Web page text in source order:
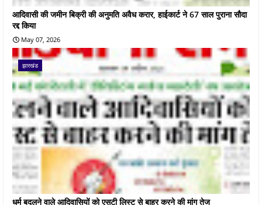
आदिवासी की जमीन बिक्री की अनुमति अवैध करार, हाईकार्ट ने 67 साल पुराना सौदा
रद्द किया
May 07, 2026
झारखंड
धर्म बदलने वाले आदिवासियों को एसटी लिस्ट से बाहर करने की मांग तेज